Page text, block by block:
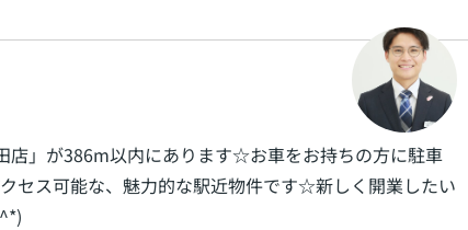
店」が386m以内にあります☆お車をお持ちの方に駐車
セス可能な、魅力的な駅近物件です☆新しく開業したい